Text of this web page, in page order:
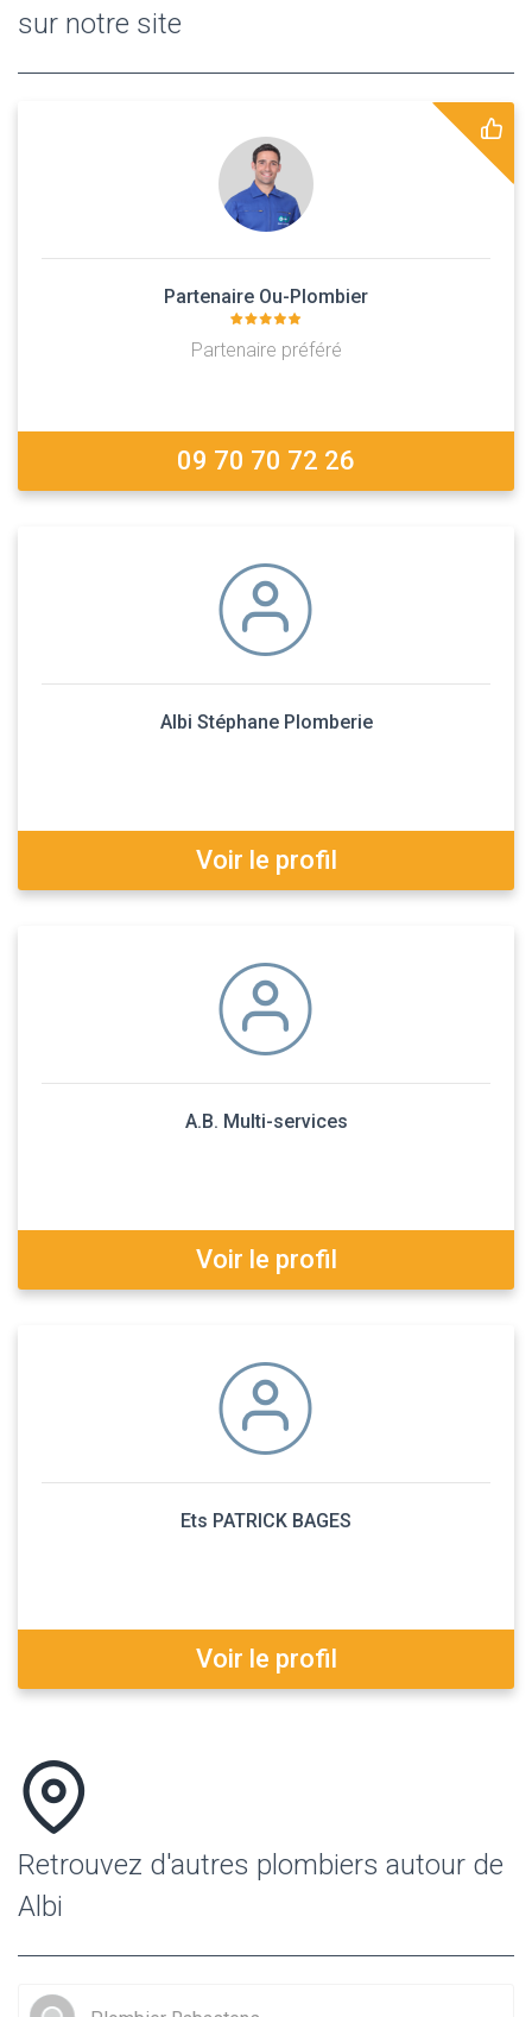
sur notre site
Partenaire Ou-Plombier
Partenaire préféré
09 70 70 72 26
Albi Stéphane Plomberie
Voir le profil
A.B. Multi-services
Voir le profil
Ets PATRICK BAGES
Voir le profil
Retrouvez d'autres plombiers autour de
Albi